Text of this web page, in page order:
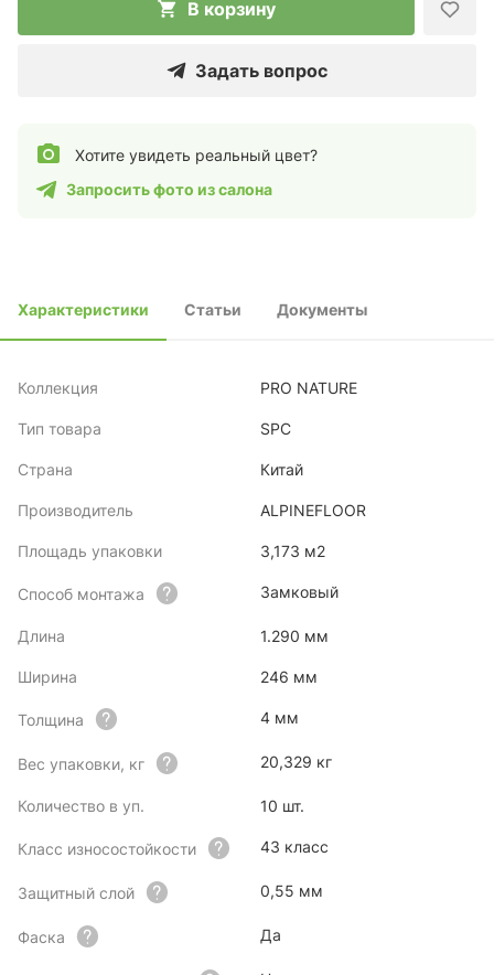
В корзину
Задать вопрос
Хотите увидеть реальный цвет?
Запросить фото из салона
Характеристики Статьи Документы
Коллекция PRO NATURE
Тип товара SPC
Страна Китай
Производитель ALPINEFLOOR
Площадь упаковки 3,173 м2
Способ монтажа Замковый
Длина 1.290 мм
Ширина 246 мм
Толщина 4 мм
Вес упаковки, кг 20,329 кг
Количество в уп. 10 шт.
Класс износостойкости 43 класс
Защитный слой 0,55 мм
Фаска Да